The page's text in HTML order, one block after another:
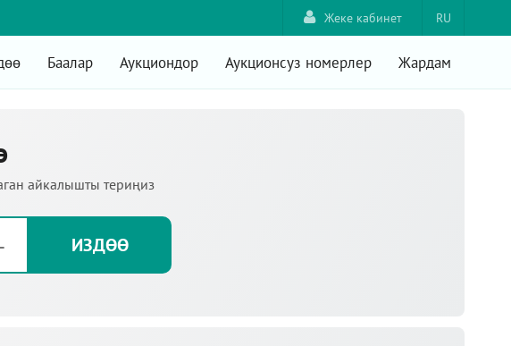
RU
Жеке кабинет
Баалар Аукциондор Аукционсуз номерлер Жардам
айкалышты териңиз